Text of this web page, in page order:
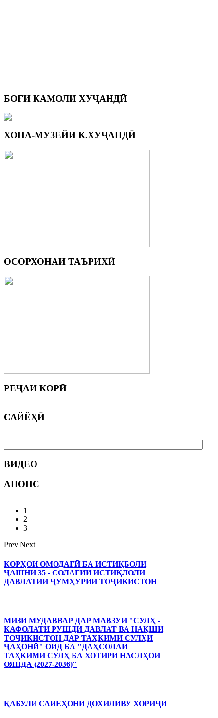
БОҒИ КАМОЛИ ХУҶАНДӢ
ХОНА-МУЗЕЙИ К.ХУҶАНДӢ
ОСОРХОНАИ ТАЪРИХӢ
РЕҶАИ КОРӢ
САЙЁҲӢ
ВИДЕО
АНОНС
1
2
3
Prev Next
КОРҲОИ ОМОДАГӢ БА ИСТИҚБОЛИ
ҶАШНИ 35 - СОЛАГИИ ИСТИҚЛОЛИ
ДАВЛАТИИ ҶУМҲУРИИ ТОҶИКИСТОН
МИЗИ МУДАВВАР ДАР МАВЗУИ "СУЛҲ -
КАФОЛАТИ РУШДИ ДАВЛАТ ВА НАҚШИ
ТОҶИКИСТОН ДАР ТАҲКИМИ СУЛҲИ
ҶАҲОНӢ" ОИД БА "ДАҲСОЛАИ
ТАҲКИМИ СУЛҲ БА ХОТИРИ НАСЛҲОИ
ОЯНДА (2027-2036)"
ҚАБУЛИ САЙЁҲОНИ ДОХИЛИВУ ХОРИҶӢ